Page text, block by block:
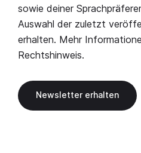
sowie deiner
Auswahl der zuletzt
erhalten. Mehr
Rechtshinweis.